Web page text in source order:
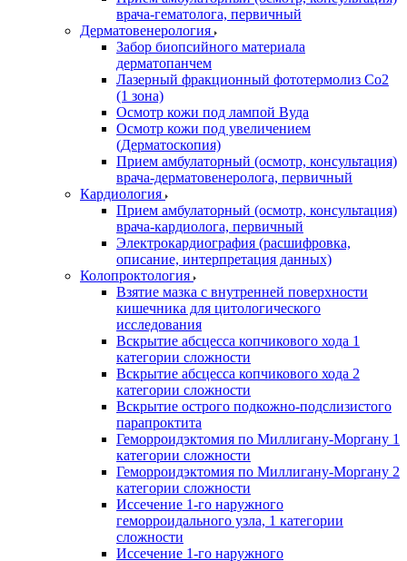
врача-гематолога, первичный
Дерматовенерология
Забор биопсийного материала
дерматопанчем
Лазерный фракционный фототермолиз Со2
(1 зона)
Осмотр кожи под лампой Вуда
Осмотр кожи под увеличением
(Дерматоскопия)
Прием амбулаторный (осмотр, консультация)
врача-дерматовенеролога, первичный
Кардиология
Прием амбулаторный (осмотр, консультация)
врача-кардиолога, первичный
Электрокардиография (расшифровка,
описание, интерпретация данных)
Колопроктология
Взятие мазка с внутренней поверхности
кишечника для цитологического
исследования
Вскрытие абсцесса копчикового хода 1
категории сложности
Вскрытие абсцесса копчикового хода 2
категории сложности
Вскрытие острого подкожно-подслизистого
парапроктита
Геморроидэктомия по Миллигану-Моргану 1
категории сложности
Геморроидэктомия по Миллигану-Моргану 2
категории сложности
Иссечение 1-го наружного
геморроидального узла, 1 категории
сложности
Иссечение 1-го наружного